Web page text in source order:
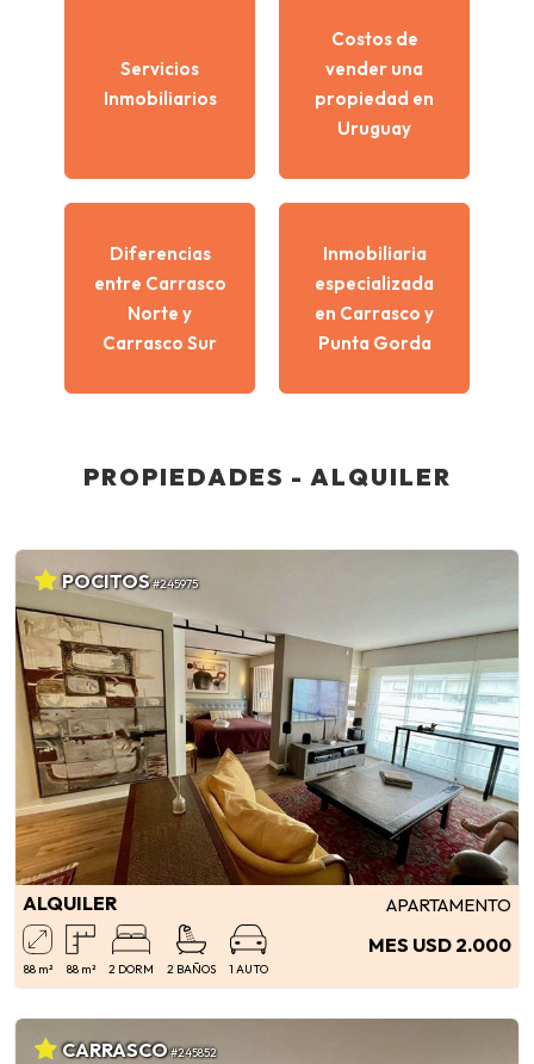
Servicios
Inmobiliarios
Costos de
vender una
propiedad en
Uruguay
Diferencias
entre Carrasco
Norte y
Carrasco Sur
Inmobiliaria
especializada
en Carrasco y
Punta Gorda
PROPIEDADES - ALQUILER
POCITOS#245975
ALQUILER APARTAMENTO
88 m² 88 m² 2 DORM 2 BAÑOS 1 AUTO
MES USD 2.000
CARRASCO#245852